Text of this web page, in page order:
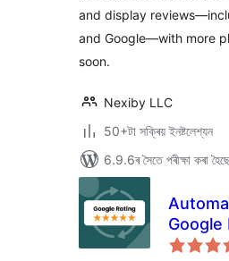
and display
and Google—with more
soon.
Nexiby LLC
50+টা সক্ৰিয় ইনষ্টলেশ্যন
6.9.6ৰ সৈতে পৰীক্ষা কৰা হৈছে
Google
Profile